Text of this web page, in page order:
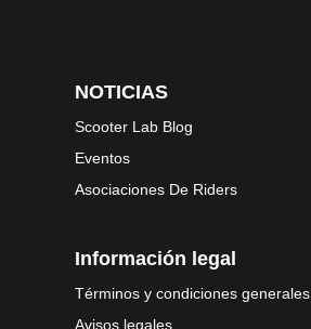
NOTICIAS
Scooter Lab Blog
Eventos
Asociaciones De Riders
Información legal
Términos y condiciones generales
Avisos legales